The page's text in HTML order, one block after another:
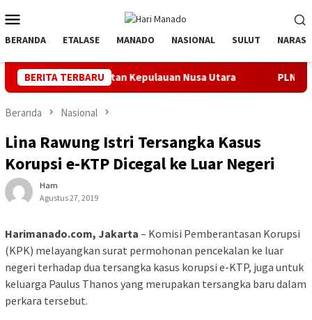
ke
kontenMobile
BERANDA ETALASE MANADO NASIONAL SULUT NARASI
BERITA TERBARU
Peralatan Kepulauan Nusa Utara PLN Manado Minta
Beranda Nasional
Lina Rawung Istri Tersangka Kasus
Korupsi e-KTP Dicegal ke Luar Negeri
Ham
Agustus 27, 2019
Harimanado.com, Jakarta – Komisi Pemberantasan Korupsi
(KPK) melayangkan surat permohonan pencekalan ke luar
negeri terhadap dua tersangka kasus korupsi e-KTP, juga untuk
keluarga Paulus Thanos yang merupakan tersangka baru dalam
perkara tersebut.